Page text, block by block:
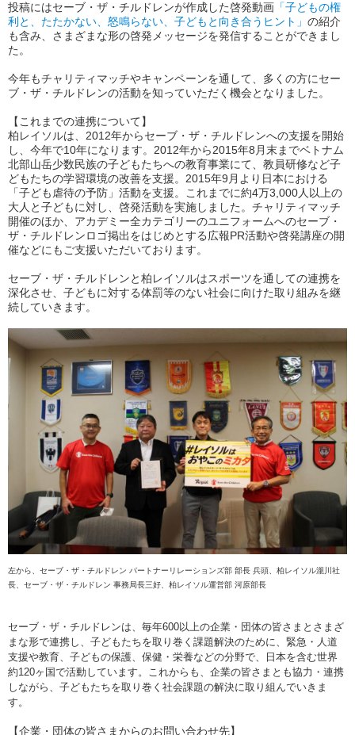
投稿にはセーブ・ザ・チルドレンが作成した啓発動画 「子どもの権
利と、たたかない、怒鳴らない、子どもと向き合うヒント」 の紹介
も含み、さまざまな形の啓発メッセージを発信することができまし
た。
今年もチャリティマッチやキャンペーンを通して、多くの方にセー
ブ・ザ・チルドレンの活動を知っていただく機会となりました。
【これまでの連携について】
柏レイソルは、2012年からセーブ・ザ・チルドレンへの支援を開始
し、今年で10年になります。2012年から2015年8月末までベトナム
北部山岳少数民族の子どもたちへの教育事業にて、教員研修など子
どもたちの学習環境の改善を支援。2015年9月より日本における
「子ども虐待の予防」活動を支援。これまでに約4万3,000人以上の
大人と子どもに対し、啓発活動を実施しました。チャリティマッチ
開催のほか、アカデミー全カテゴリーのユニフォームへのセーブ・
ザ・チルドレンロゴ掲出をはじめとする広報PR活動や啓発講座の開
催などにもご支援いただいております。
セーブ・ザ・チルドレンと柏レイソルはスポーツを通しての連携を
深化させ、子どもに対する体罰等のない社会に向けた取り組みを継
続していきます。
左から、セーブ・ザ・チルドレン パートナーリレーションズ部 部長 兵頭、柏レイソル瀧川社
長、セーブ・ザ・チルドレン 事務局長三好、柏レイソル運営部 河原部長
セーブ・ザ・チルドレンは、毎年600以上の企業・団体の皆さまとさまざ
まな形で連携し、子どもたちを取り巻く課題解決のために、緊急・人道
支援や教育、子どもの保護、保健・栄養などの分野で、日本を含む世界
約120ヶ国で活動しています。これからも、企業の皆さまとも協力・連携
しながら、子どもたちを取り巻く社会課題の解決に取り組んでいきま
す。
【企業・団体の皆さまからのお問い合わせ先】